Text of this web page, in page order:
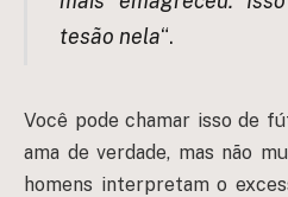
tesão nela“.
Você pode chamar isso de
ama de verdade, mas não
homens interpretam o